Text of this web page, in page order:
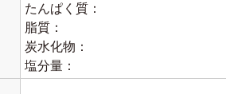
たんぱく質：
脂質：
炭水化物：
塩分量：